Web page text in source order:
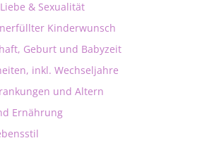
& Sexualität
Kinderwunsch
Geburt und Babyzeit
inkl. Wechseljahre
und Altern
Ernährung